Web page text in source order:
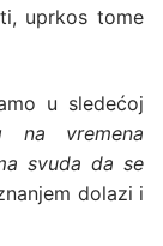
uprkos tome
u sledećoj
na vremena
svuda da se
dolazi i